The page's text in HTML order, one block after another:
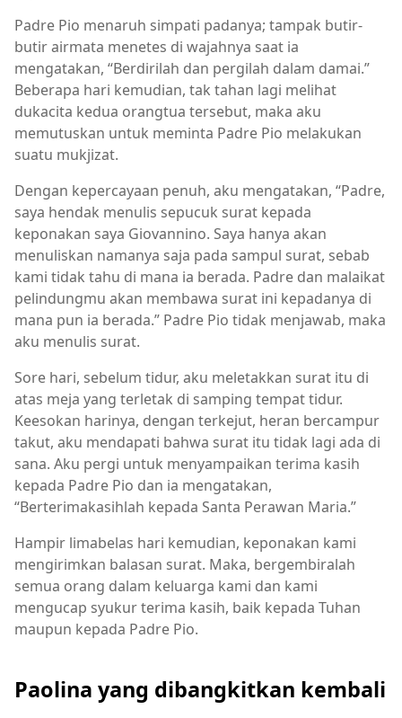
Padre Pio menaruh simpati padanya; tampak butir-
butir airmata menetes di wajahnya saat ia
mengatakan, “Berdirilah dan pergilah dalam damai.”
Beberapa hari kemudian, tak tahan lagi melihat
dukacita kedua orangtua tersebut, maka aku
memutuskan untuk meminta Padre Pio melakukan
suatu mukjizat.
Dengan kepercayaan penuh, aku mengatakan, “Padre,
saya hendak menulis sepucuk surat kepada
keponakan saya Giovannino. Saya hanya akan
menuliskan namanya saja pada sampul surat, sebab
kami tidak tahu di mana ia berada. Padre dan malaikat
pelindungmu akan membawa surat ini kepadanya di
mana pun ia berada.” Padre Pio tidak menjawab, maka
aku menulis surat.
Sore hari, sebelum tidur, aku meletakkan surat itu di
atas meja yang terletak di samping tempat tidur.
Keesokan harinya, dengan terkejut, heran bercampur
takut, aku mendapati bahwa surat itu tidak lagi ada di
sana. Aku pergi untuk menyampaikan terima kasih
kepada Padre Pio dan ia mengatakan,
“Berterimakasihlah kepada Santa Perawan Maria.”
Hampir limabelas hari kemudian, keponakan kami
mengirimkan balasan surat. Maka, bergembiralah
semua orang dalam keluarga kami dan kami
mengucap syukur terima kasih, baik kepada Tuhan
maupun kepada Padre Pio.
Paolina yang dibangkitkan kembali